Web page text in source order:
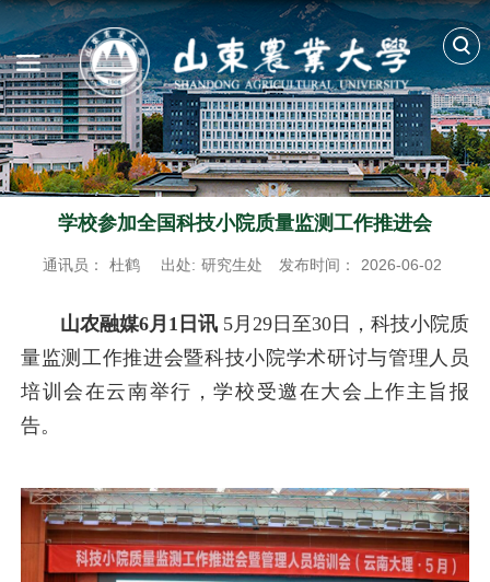
学校参加全国科技小院质量监测工作推进会
通讯员： 杜鹤 出处: 研究生处 发布时间： 2026-06-02
山农融媒6月1日讯 5月29日至30日，科技小院质
量监测工作推进会暨科技小院学术研讨与管理人员
培训会在云南举行，学校受邀在大会上作主旨报
告。